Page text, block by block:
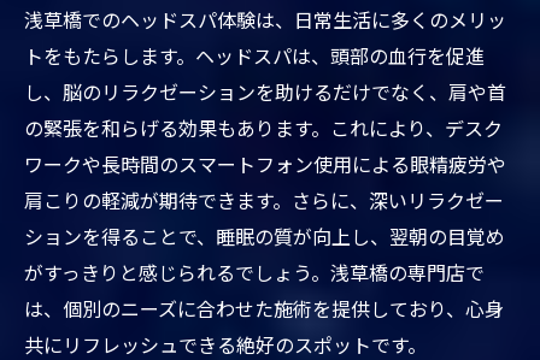
のポイント
東京都内で話題のヘッドスパ体験—浅草橋で心
身のバランスを整える
都内で人気のヘッドスパ体験を選ぶ理由
ヘッドスパで心と体のバランスを整える方
法
浅草橋でのヘッドスパ体験がもたらす健康
効果
忙しい日々にこそヘッドスパを取り入れる
浅草橋でのヘッドスパ体験は、日常生活に多くのメリッ
トをもたらします。ヘッドスパは、頭部の血行を促進
し、脳のリラクゼーションを助けるだけでなく、肩や首
の緊張を和らげる効果もあります。これにより、デスク
ワークや長時間のスマートフォン使用による眼精疲労や
肩こりの軽減が期待できます。さらに、深いリラクゼー
ションを得ることで、睡眠の質が向上し、翌朝の目覚め
がすっきりと感じられるでしょう。浅草橋の専門店で
は、個別のニーズに合わせた施術を提供しており、心身
共にリフレッシュできる絶好のスポットです。